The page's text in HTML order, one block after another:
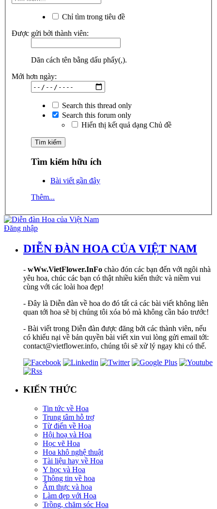
Chỉ tìm trong tiêu đề
Được gửi bởi thành viên:
Dãn cách tên bằng dấu phẩy(,).
Mới hơn ngày:
Search this thread only
Search this forum only
Hiển thị kết quả dạng Chủ đề
Tìm kiếm hữu ích
Bài viết gần đây
Thêm...
Đăng nhập
DIỄN ĐÀN HOA CỦA VIỆT NAM
- wWw.VietFlower.InFo chào đón các bạn đến với ngôi nhà
yêu hoa, chúc các bạn có thật nhiều kiến thức và niềm vui
cùng với các loài hoa đẹp!
- Đây là Diễn đàn về hoa do đó tất cả các bài viết không liên
quan tới hoa sẽ bị chúng tôi xóa bỏ mà không cần báo trước!
- Bài viết trong Diễn đàn được đăng bởi các thành viên, nếu
có khiếu nại về bản quyền bài viết xin vui lòng gửi email tới:
contact@vietflower.info, chúng tôi sẽ xử lý ngay khi có thể.
KIẾN THỨC
Tin tức về Hoa
Trung tâm hỗ trợ
Từ điển về Hoa
Hội hoạ và Hoa
Học vẽ Hoa
Hoa khô nghệ thuật
Tài liệu hay về Hoa
Y học và Hoa
Thông tin về hoa
Ẩm thực và hoa
Làm đẹp với Hoa
Trồng, chăm sóc Hoa